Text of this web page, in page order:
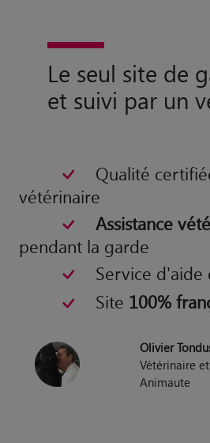
Trouver un pet sitter à
et suivi par un
Qualité
vétérinaire
Assistance
pendant la garde
Service d'aide
100%